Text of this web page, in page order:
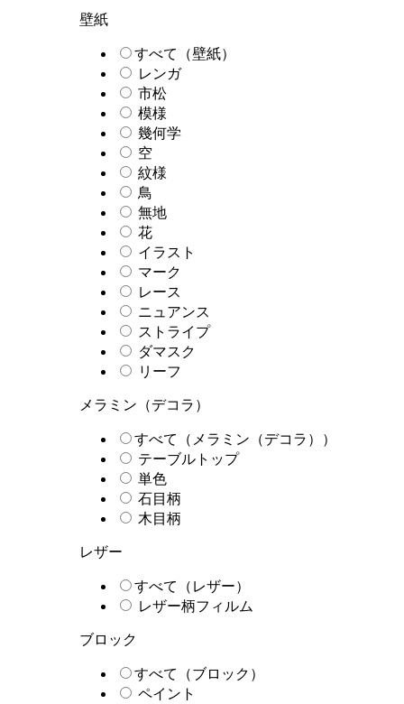
壁紙
すべて（壁紙）
レンガ
市松
模様
幾何学
空
紋様
鳥
無地
花
イラスト
マーク
レース
ニュアンス
ストライプ
ダマスク
リーフ
メラミン（デコラ）
すべて（メラミン（デコラ））
テーブルトップ
単色
石目柄
木目柄
レザー
すべて（レザー）
レザー柄フィルム
ブロック
すべて（ブロック）
ペイント